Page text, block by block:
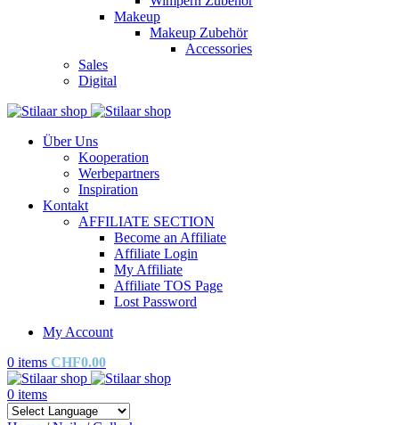
Makeup
Makeup Zubehör
Accessories
Sales
Digital
Über Uns
Kooperation
Werbepartners
Inspiration
Kontakt
AFFILIATE SECTION
Become an Affiliate
Affiliate Login
My Affiliate
Affiliate TOS Page
Lost Password
My Account
0 items CHF0.00
0 items